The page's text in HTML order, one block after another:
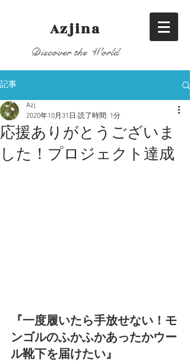
​Azjina
Discover the World
記事
応援ありがとうございま
した！プロジェクト達成
Azj
2020年10月31日 読了時間: 1分
『一度履いたら手放せない！モ
ンゴルのふかふかあったかウー
ル靴下を届けたい』